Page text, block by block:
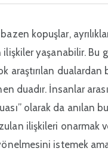
kopuşlar,
yaşanabilir. Bu
araştırılan dualardan
duadır. İnsanlar
olarak da anılan
ilişkileri onarmak
istemek